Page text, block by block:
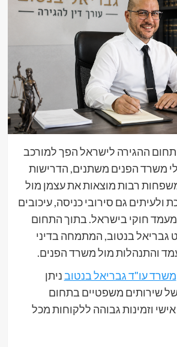
ההגירה לישראל הפך למורכב
משרד הפנים משתנים, הדרישות
רבות מוצאות את עצמן מול
ולעיתים גם סירובי כניסה, עיכובים
חוקי בישראל. בתוך התחום
גבריאל בנטוב, המתמחה בדיני
והתנהלות מול משרד הפנים.
משרד עו"ד גבריאל בנטובניתן
של שירותים משפטיים בתחום
אישי וזמינות גבוהה ללקוחות מכל